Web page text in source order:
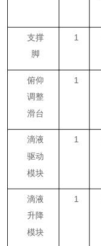
支撑
脚
1
俯仰
调整
滑台
1
滴液
驱动
模块
1
滴液
升降
模块
1